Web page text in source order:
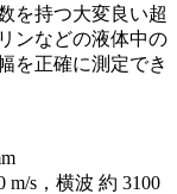
を持つ大変良い超
ンなどの液体中の
を正確に測定でき
m/s，横波 約 3100